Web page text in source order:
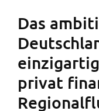
Das
privat